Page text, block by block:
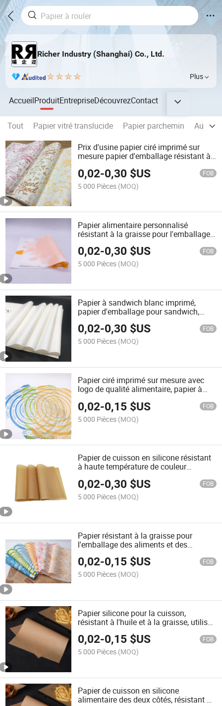
Richer Industry (Shanghai) Co., Ltd.
Plus
AccueilProduitEntrepriseDécouvrezContact
Tout Papier vitré translucide Papier parchemin
Prix d'usine papier ciré imprimé sur
mesure papier d'emballage résistant à
0,02-0,30 $US FOB
5 000 Pièces (MOQ)
Papier alimentaire personnalisé
résistant à la graisse pour l'emballage
de hamburgers et de sandwiches
0,02-0,30 $US FOB
5 000 Pièces (MOQ)
Papier à sandwich blanc imprimé,
papier d'emballage pour sandwich,
résistant à la graisse
0,02-0,30 $US FOB
5 000 Pièces (MOQ)
Papier ciré imprimé sur mesure avec
logo de qualité alimentaire, papier à
0,02-0,15 $US FOB
5 000 Pièces (MOQ)
Papier de cuisson en silicone résistant
à haute température de couleur
0,02-0,30 $US FOB
5 000 Pièces (MOQ)
Papier résistant à la graisse pour
l'emballage des aliments et des
0,02-0,15 $US FOB
5 000 Pièces (MOQ)
Papier silicone pour la cuisson,
résistant à l'huile et à la graisse, utilisé
pour emballer des aliments pour la
cuisson
0,02-0,15 $US FOB
5 000 Pièces (MOQ)
Papier de cuisson en silicone
alimentaire des deux côtés, résistant à